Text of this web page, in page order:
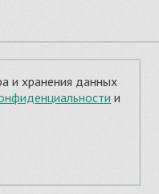
3
08-66
данных
и хранения данных
и